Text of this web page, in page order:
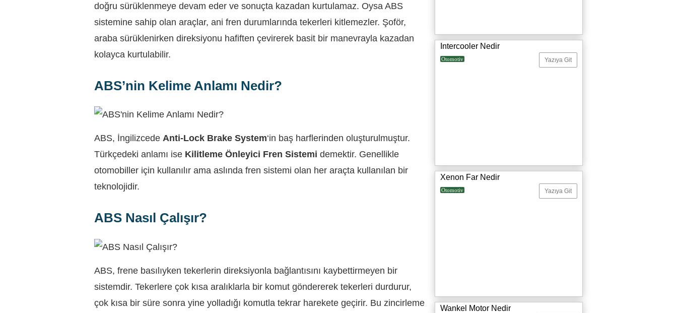
doğru sürüklenmeye devam eder ve sonuçta kazadan kurtulamaz. Oysa ABS
sistemine sahip olan araçlar, ani fren durumlarında tekerleri kitlemezler. Şoför,
araba sürüklenirken direksiyonu hafiften çevirerek basit bir manevrayla kazadan
kolayca kurtulabilir.
ABS’nin Kelime Anlamı Nedir?
ABS, İngilizcede Anti-Lock Brake System‘in baş harflerinden oluşturulmuştur.
Türkçedeki anlamı ise Kilitleme Önleyici Fren Sistemi demektir. Genellikle
otomobiller için kullanılır ama aslında fren sistemi olan her araçta kullanılan bir
teknolojidir.
ABS Nasıl Çalışır?
ABS, frene basılıyken tekerlerin direksiyonla bağlantısını kaybettirmeyen bir
sistemdir. Tekerlere çok kısa aralıklarla bir komut göndererek tekerleri durdurur,
çok kısa bir süre sonra yine yolladığı komutla tekrar harekete geçirir. Bu zincirleme
Intercooler Nedir
Otomotiv Yazıya Git
Xenon Far Nedir
Otomotiv Yazıya Git
Wankel Motor Nedir